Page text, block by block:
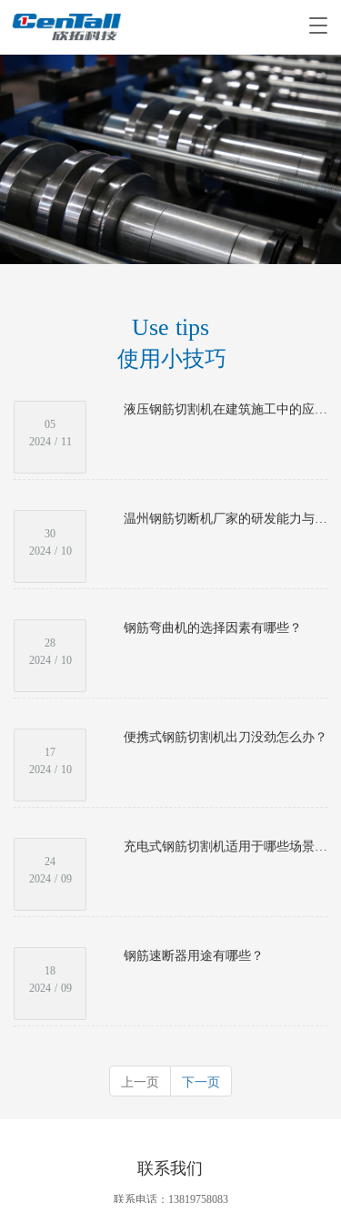
T
g
g
l
e
n
a
v
i
a
i
Use tips
使用小技巧
05
2024 / 11
液压钢筋切割机在建筑施工中的应用与效率提升
30
2024 / 10
温州钢筋切断机厂家的研发能力与技术创新亮点
28
2024 / 10
钢筋弯曲机的选择因素有哪些？
17
2024 / 10
便携式钢筋切割机出刀没劲怎么办？
24
2024 / 09
充电式钢筋切割机适用于哪些场景和工程？
18
2024 / 09
钢筋速断器用途有哪些？
上一页 下一页
联系我们
联系电话： 13819758083